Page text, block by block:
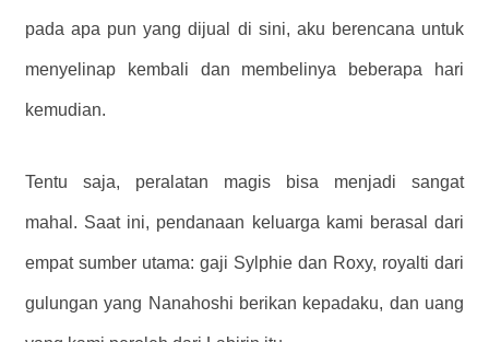
pada apa pun yang dijual di sini, aku berencana untuk
menyelinap kembali dan membelinya beberapa hari
kemudian.
Tentu saja, peralatan magis bisa menjadi sangat
mahal. Saat ini, pendanaan keluarga kami berasal dari
empat sumber utama: gaji Sylphie dan Roxy, royalti dari
gulungan yang Nanahoshi berikan kepadaku, dan uang